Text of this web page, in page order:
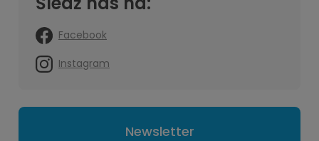
Facebook
Instagram
Newsletter